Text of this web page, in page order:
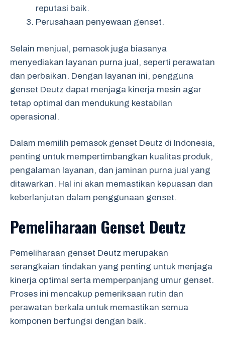
reputasi baik.
Perusahaan penyewaan genset.
Selain menjual, pemasok juga biasanya
menyediakan layanan purna jual, seperti perawatan
dan perbaikan. Dengan layanan ini, pengguna
genset Deutz dapat menjaga kinerja mesin agar
tetap optimal dan mendukung kestabilan
operasional.
Dalam memilih pemasok genset Deutz di Indonesia,
penting untuk mempertimbangkan kualitas produk,
pengalaman layanan, dan jaminan purna jual yang
ditawarkan. Hal ini akan memastikan kepuasan dan
keberlanjutan dalam penggunaan genset.
Pemeliharaan Genset Deutz
Pemeliharaan genset Deutz merupakan
serangkaian tindakan yang penting untuk menjaga
kinerja optimal serta memperpanjang umur genset.
Proses ini mencakup pemeriksaan rutin dan
perawatan berkala untuk memastikan semua
komponen berfungsi dengan baik.